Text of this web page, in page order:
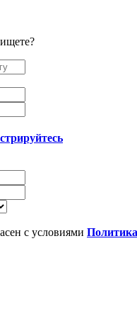
с условиями Политика